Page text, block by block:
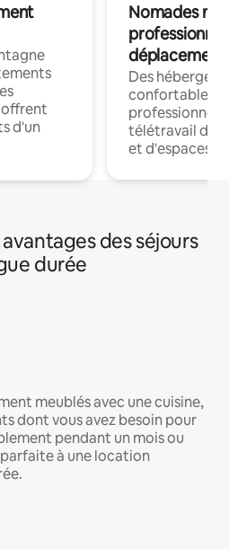
offrent
d'un
Nomades
déplacement
Des
confortables
professionnels
télétravail
et d'espaces
des séjours
durée
meublés avec une cuisine,
dont vous avez besoin pour
pendant un mois ou
à une location